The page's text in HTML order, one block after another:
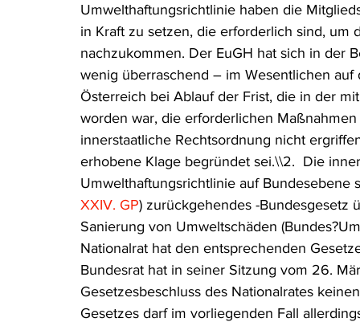
Umwelthaftungsrichtlinie haben die
in Kraft zu setzen, die erforderlich sind,
nachzukommen. Der EuGH hat sich in der
wenig überraschend – im Wesentlichen
Österreich bei Ablauf der Frist, die in der
worden war, die erforderlichen
innerstaatliche Rechtsordnung nicht
erhobene Klage begründet sei.\\2.  Die
Umwelthaftungsrichtlinie auf Bundesebene
XXIV. GP) zurückgehendes -
Sanierung von Umweltschäden
Nationalrat hat den entsprechenden
Bundesrat hat in seiner Sitzung vom 26.
Gesetzesbeschluss des Nationalrates
Gesetzes darf im vorliegenden Fall